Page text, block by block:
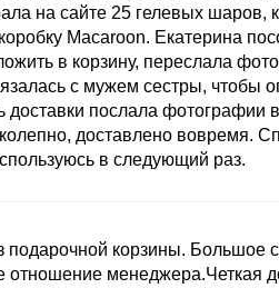
на сайте 25 гелевых шаров,
Macaroon. Екатерина
в корзину, переслала
с мужем сестры, чтобы
доставки послала фотографии
доставлено вовремя.
в следующий раз.
подарочной корзины. Большое
отношение менеджера.Четкая